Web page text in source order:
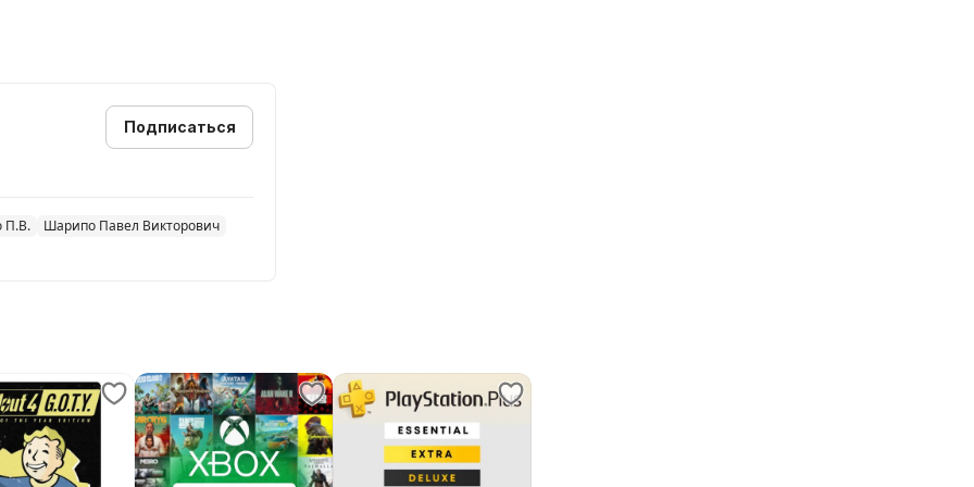
в поле с информацией о
Подписаться
П.В.
Шарипо Павел Викторович